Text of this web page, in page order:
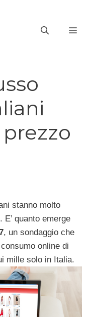
stanno molto
quanto emerge
, un sondaggio che
online di
mille solo in Italia.